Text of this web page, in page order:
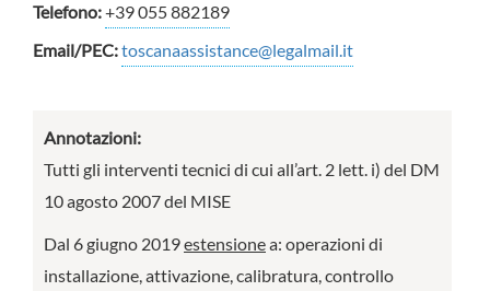
Telefono:+39 055 882189
Email/PEC:toscanaassistance@legalmail.it
Annotazioni:
Tutti gli interventi tecnici di cui all’art. 2 lett. i) del DM
10 agosto 2007 del MISE
Dal 6 giugno 2019estensionea: operazioni di
installazione, attivazione, calibratura, controllo